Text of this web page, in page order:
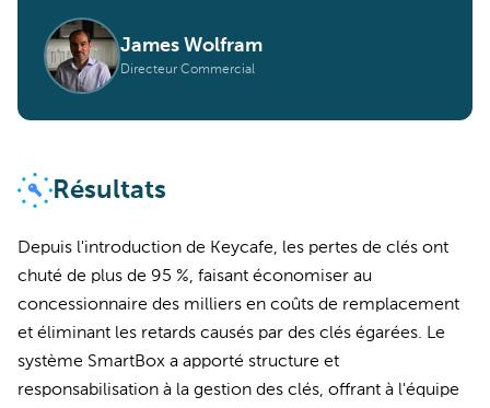
James Wolfram
Directeur Commercial
Résultats
Depuis l'introduction de Keycafe, les pertes de clés ont
chuté de plus de 95 %, faisant économiser au
concessionnaire des milliers en coûts de remplacement
et éliminant les retards causés par des clés égarées. Le
système SmartBox a apporté structure et
responsabilisation à la gestion des clés, offrant à l'équipe